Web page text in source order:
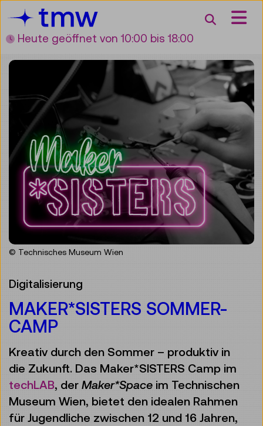
Zum Inhalt
Zum Hauptmenü
Zur Suche
Zur Zielgruppennavigation
Suche
Heute geöffnet von 10:00 bis 18:00
© Technisches Museum Wien
Digitalisierung
MAKER*SISTERS SOMMER-
CAMP
Kreativ durch den Sommer – produktiv in
die Zukunft. Das Maker*SISTERS Camp im
techLAB, der Maker*Space im Technischen
Museum Wien, bietet den idealen Rahmen
für Jugendliche zwischen 12 und 16 Jahren,